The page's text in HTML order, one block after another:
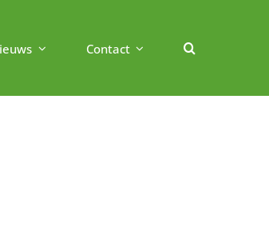
Contact